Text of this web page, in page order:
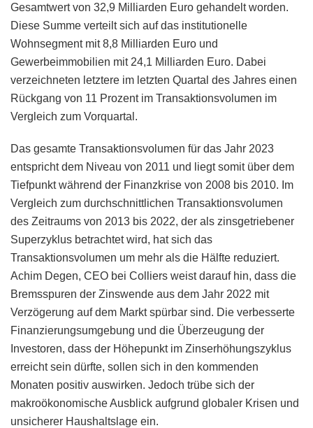
Gesamtwert von 32,9 Milliarden Euro gehandelt worden.
Diese Summe verteilt sich auf das institutionelle
Wohnsegment mit 8,8 Milliarden Euro und
Gewerbeimmobilien mit 24,1 Milliarden Euro. Dabei
verzeichneten letztere im letzten Quartal des Jahres einen
Rückgang von 11 Prozent im Transaktionsvolumen im
Vergleich zum Vorquartal.
Das gesamte Transaktionsvolumen für das Jahr 2023
entspricht dem Niveau von 2011 und liegt somit über dem
Tiefpunkt während der Finanzkrise von 2008 bis 2010. Im
Vergleich zum durchschnittlichen Transaktionsvolumen
des Zeitraums von 2013 bis 2022, der als zinsgetriebener
Superzyklus betrachtet wird, hat sich das
Transaktionsvolumen um mehr als die Hälfte reduziert.
Achim Degen, CEO bei Colliers weist darauf hin, dass die
Bremsspuren der Zinswende aus dem Jahr 2022 mit
Verzögerung auf dem Markt spürbar sind. Die verbesserte
Finanzierungsumgebung und die Überzeugung der
Investoren, dass der Höhepunkt im Zinserhöhungszyklus
erreicht sein dürfte, sollen sich in den kommenden
Monaten positiv auswirken. Jedoch trübe sich der
makroökonomische Ausblick aufgrund globaler Krisen und
unsicherer Haushaltslage ein.